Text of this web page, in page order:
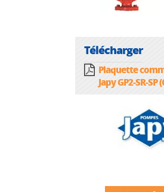
Télécharger
Plaquette
Japy GP2-SR-SP